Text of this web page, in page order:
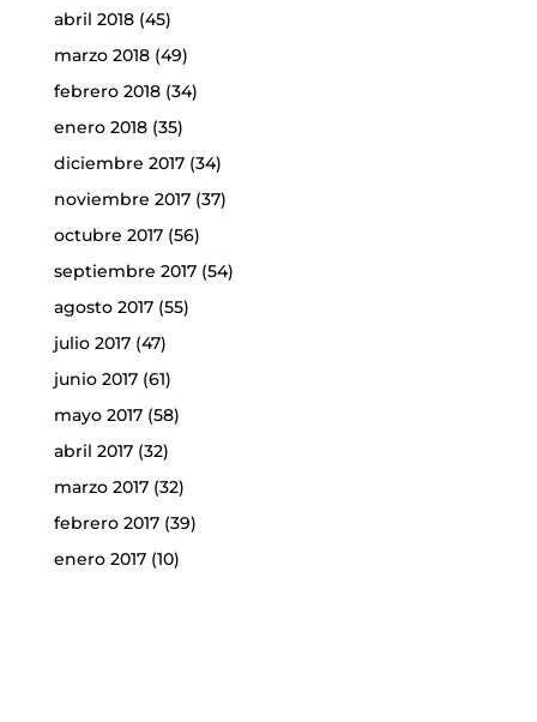
abril 2018(45)
marzo 2018(49)
febrero 2018(34)
enero 2018(35)
diciembre 2017(34)
noviembre 2017(37)
octubre 2017(56)
septiembre 2017(54)
agosto 2017(55)
julio 2017(47)
junio 2017(61)
mayo 2017(58)
abril 2017(32)
marzo 2017(32)
febrero 2017(39)
enero 2017(10)